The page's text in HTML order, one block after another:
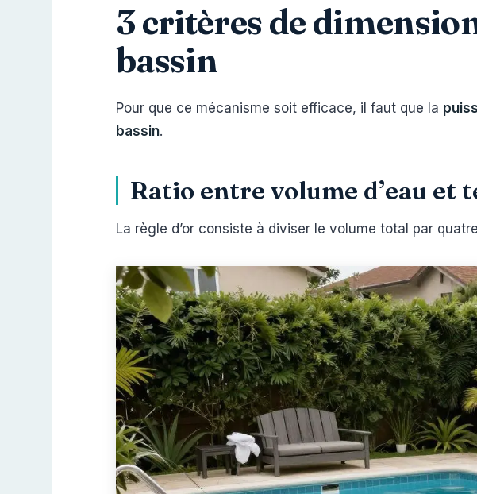
3 critères de
bassin
Pour que ce mécanisme soit efficace, il faut que la
bassin.
Ratio entre volume d’eau et
La règle d’or consiste à diviser le volume total par